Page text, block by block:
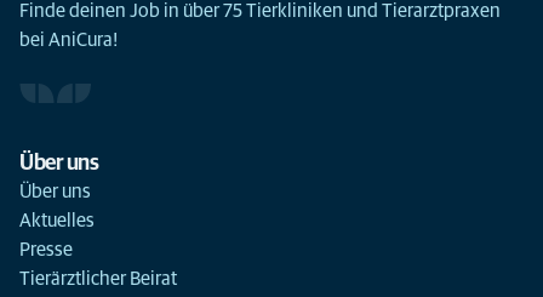
Finde deinen Job in über 75 Tierkliniken und Tierarztpraxen
bei AniCura!
Über uns
Über uns
Aktuelles
Presse
Tierärztlicher Beirat